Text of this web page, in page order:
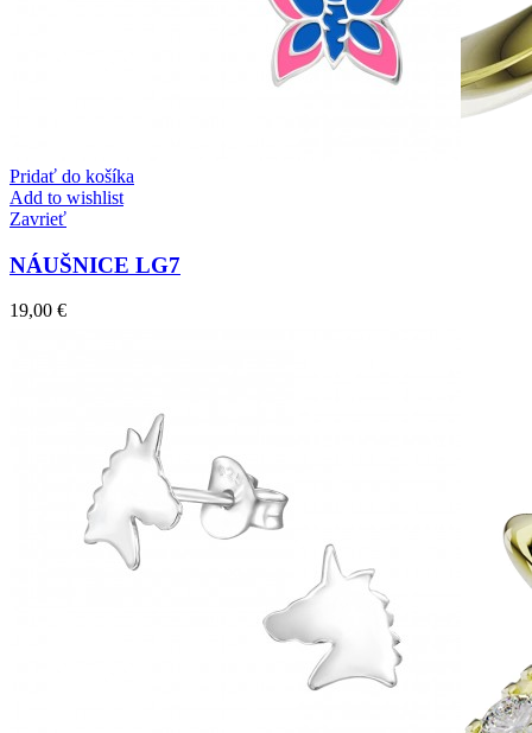
Pridať do košíka
Add to wishlist
Zavrieť
NÁUŠNICE LG7
19,00 €